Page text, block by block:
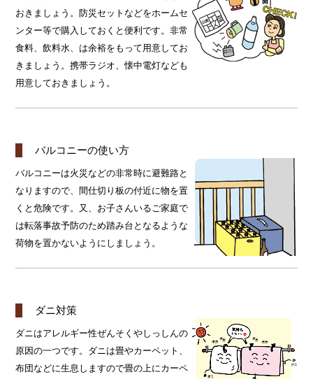
おきましょう。防災セットなどをホームセ
ンター等で購入しておくと便利です。非常
食料、飲料水、は余裕をもって用意してお
きましょう。携帯ラジオ、懐中電灯なども
用意しておきましょう。
バルコニーの使い方
バルコニーは火災などの非常時に避難路と
なりますので、間仕切り板の付近に物を置
くと危険です。又、お子さんいるご家庭で
は転落事故予防のため踏み台となるような
荷物を置かないようにしましょう。
ダニ対策
ダニはアレルギー性ぜんそくやしっしんの
原因の一つです。ダニは畳やカーペット、
布団などに生息しますので畳の上にカーペ